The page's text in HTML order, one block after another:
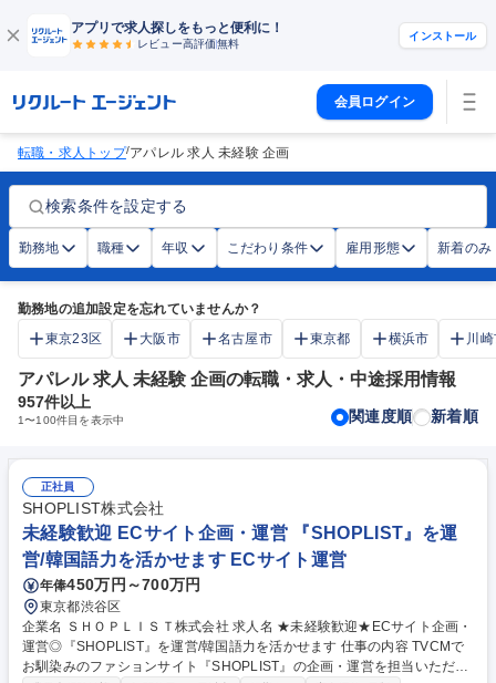
アプリで求人探しをもっと便利に！
レビュー高評価無料
インストール
会員ログイン
転職・求人トップ/アパレル 求人 未経験 企画
検索条件を設定する
勤務地 職種 年収 こだわり条件 雇用形態 新着のみ
勤務地の追加設定を忘れていませんか？
東京23区
大阪市 名古屋市 東京都 横浜市 川
アパレル 求人 未経験 企画の転職・求人・中途採用情報
957件以上
1〜100件目を表示中 関連度順 新着順
正社員
SHOPLIST株式会社
未経験歓迎 ECサイト企画・運営 『SHOPLIST』を運
営/韓国語力を活かせます ECサイト運営
年俸450万円～700万円
東京都渋谷区
企業名 ＳＨＯＰＬＩＳＴ株式会社 求人名 ★未経験歓迎★ECサイト企画・
運営◎『SHOPLIST』を運営/韓国語力を活かせます 仕事の内容 TVCMで
お馴染みのファションサイト『SHOPLIST』の企画・運営を担当いただき